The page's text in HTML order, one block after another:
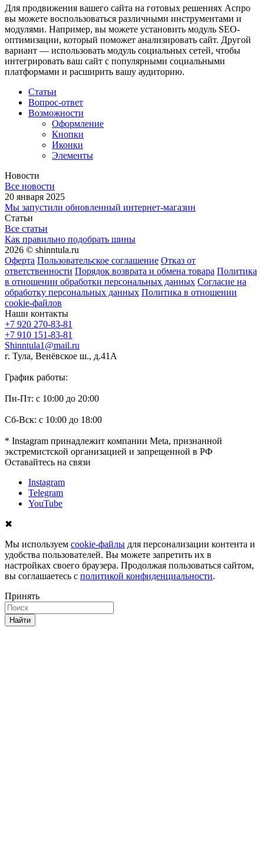
Для продвижения вашего сайта на готовых решениях Аспро
вы можете воспользоваться различными инструментами и
модулями. Например, вы можете установить модуль SEO-
оптимизации, который поможет анализировать сайт. Другой
вариант — использовать модуль социальных сетей, чтобы
интегрировать ваш сайт с популярными социальными
платформами и расширить вашу аудиторию.
Статьи
Вопрос-ответ
Возможности
Оформление
Кнопки
Иконки
Элементы
Новости
Все новости
20 января 2025
Мы запустили обновленный интернет-магазин
Статьи
Все статьи
Как правильно подобрать шины
2026 © shinntula.ru
Оферта Пользовательское соглашение Отказ от
ответственности Порядок возврата и обмена товара Политика
в отношении обработки персональных данных Согласие на
обработку персональных данных Политика в отношении
cookie-файлов
Наши контакты
+7 920 270-83-81
+7 910 151-83-81
Shinntula1@mail.ru
г. Тула, Венёвское ш., д.41А
График работы:
Пн-Пт: с 10:00 до 20:00
Сб-Вск: с 10:00 до 18:00
* Instagram принадлежит компании Meta, признанной
экстремистской организацией и запрещенной в РФ
Оставайтесь на связи
Instagram
Telegram
YouTube
✖
Мы используем cookie-файлы для персонализации контента и
удобства пользователей. Вы можете запретить их в
настройках своего браузера. Продолжая пользоваться сайтом,
вы соглашаетесь с политикой конфиденциальности.
Принять
Найти